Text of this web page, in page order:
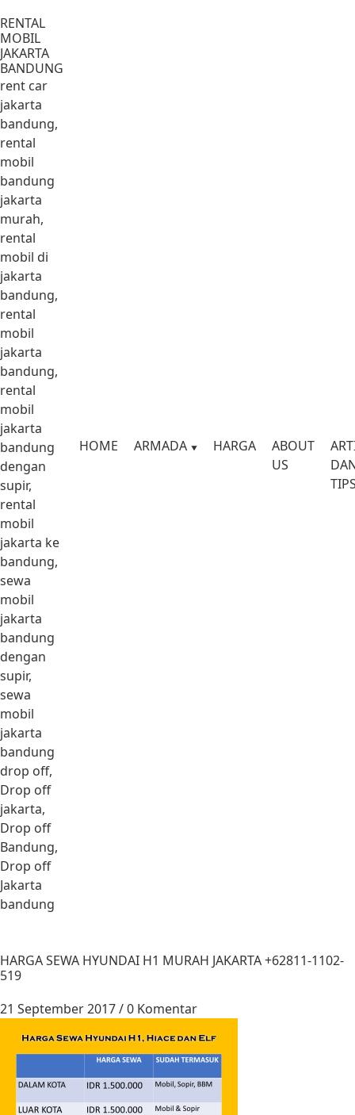
RENTAL
MOBIL
JAKARTA
BANDUNG
rent car
jakarta
bandung,
rental
mobil
bandung
jakarta
murah,
rental
mobil di
jakarta
bandung,
rental
mobil
jakarta
bandung,
rental
mobil
jakarta
bandung
dengan
supir,
rental
mobil
jakarta ke
bandung,
sewa
mobil
jakarta
bandung
dengan
supir,
sewa
mobil
jakarta
bandung
drop off,
Drop off
jakarta,
Drop off
Bandung,
Drop off
Jakarta
bandung
HOME ARMADA HARGA
ABOUT
US
HARGA SEWA HYUNDAI H1 MURAH JAKARTA +62811-1102-
519
21 September 2017/0 Komentar